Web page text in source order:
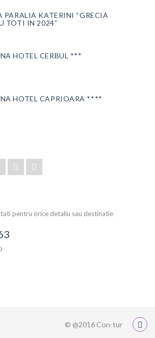
PARALIA KATERINI “GRECIA
TOTI IN 2024”
HOTEL CERBUL ***
HOTEL CAPRIOARA ****
pentru orice detaliu sau destinatie
© @2016 Con-tur